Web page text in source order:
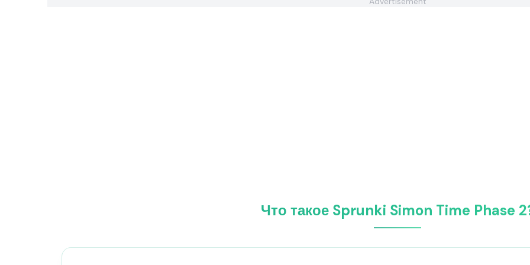
Что такое Sprunki Simon Time Phase